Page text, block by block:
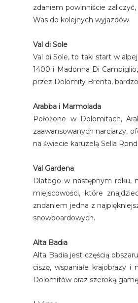
zdaniem powinniście
Was do kolejnych wyjazdów.
Val di Sole
Val di Sole, to taki start w
1400 i Madonna Di
przez Dolomity Brenta,
Arabba i Marmolada
Położone w Dolomitach,
zaawansowanych narciarzy,
na świecie karuzelą Sella
Val Gardena
Dlatego w następnym roku,
miejscowości, które
zndaniem jedna z
snowboardowych.
Alta Badia
Alta Badia jest częścią
ciszę, wspaniałe krajobrazy
Dolomitów oraz szeroką